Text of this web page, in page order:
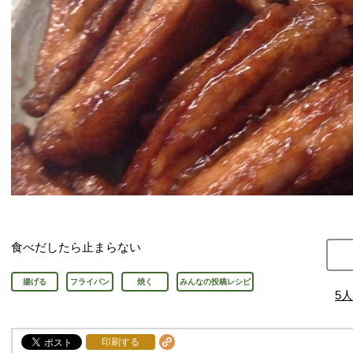
食べだしたら止まらない
揚げる フライパン 焼く みんなの投稿レシピ
5人
印刷する